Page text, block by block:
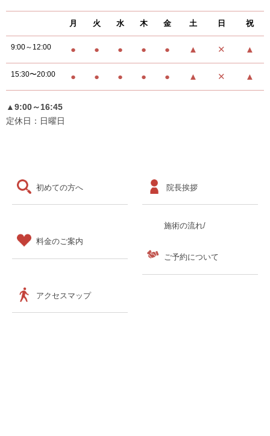
初めての方へ 院長挨拶
料金のご案内
施術の流れ/
ご予約について
アクセスマップ
月 火 水 木 金 土 日 祝
9:00～12:00 ● ● ● ● ● ▲ ✕ ▲
15:30〜20:00 ● ● ● ● ● ▲ ✕ ▲
▲9:00～16:45
定休日：日曜日